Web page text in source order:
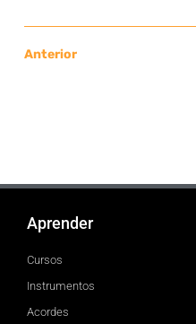
Anterior
Aprender
Cursos
Instrumentos
Acordes